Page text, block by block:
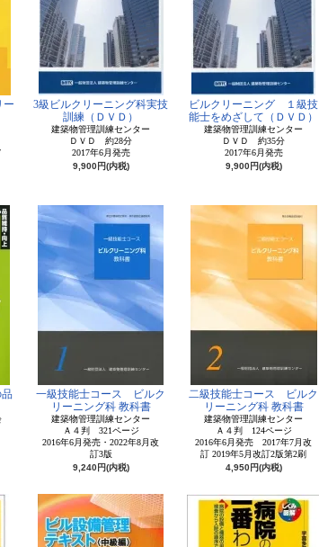
ー
3級ビルクリーニング科実技
訓練（ＤＶＤ）
建築物管理訓練センター
ＤＶＤ 約28分
2017年6月発売
9,900円(内税)
ビルクリーニング １級技
能士をめざして（ＤＶＤ）
建築物管理訓練センター
ＤＶＤ 約35分
2017年6月発売
9,900円(内税)
一級技能士コース ビルク
リーニング科 教科書
建築物管理訓練センター
Ａ４判 321ページ
2016年6月発売・2022年8月改
訂3版
9,240円(内税)
二級技能士コース ビルク
リーニング科 教科書
建築物管理訓練センター
Ａ４判 124ページ
2016年6月発売 2017年7月改
訂 2019年5月改訂2版第2刷
4,950円(内税)